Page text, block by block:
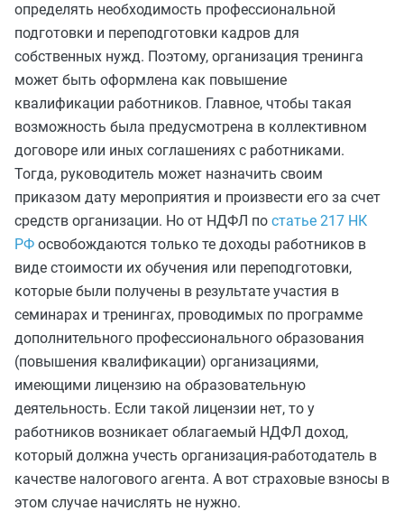
определять необходимость профессиональной
подготовки и переподготовки кадров для
собственных нужд. Поэтому, организация тренинга
может быть оформлена как повышение
квалификации работников. Главное, чтобы такая
возможность была предусмотрена в коллективном
договоре или иных соглашениях с работниками.
Тогда, руководитель может назначить своим
приказом дату мероприятия и произвести его за счет
средств организации. Но от НДФЛ по статье 217 НК
РФ освобождаются только те доходы работников в
виде стоимости их обучения или переподготовки,
которые были получены в результате участия в
семинарах и тренингах, проводимых по программе
дополнительного профессионального образования
(повышения квалификации) организациями,
имеющими лицензию на образовательную
деятельность. Если такой лицензии нет, то у
работников возникает облагаемый НДФЛ доход,
который должна учесть организация-работодатель в
качестве налогового агента. А вот страховые взносы в
этом случае начислять не нужно.